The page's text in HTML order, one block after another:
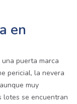
en
puerta marca
pericial, la nevera
muy
lotes se encuentran